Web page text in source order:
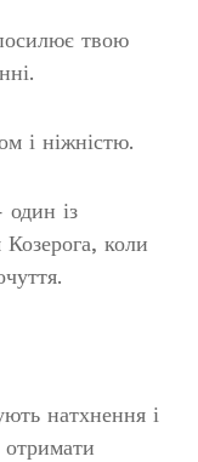
твою
і ніжністю.
із
коли
натхнення і